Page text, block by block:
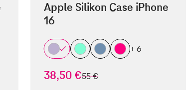
Apple Silikon Case iPhone
16
+ 6
38,50 €statt
55 €